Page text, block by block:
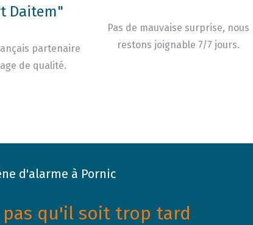
Daitem"
partenaire
de qualité.
Pas de mauvaise surprise, nous
restons joignable 7/7 jours.
d'alarme à Pornic
qu'il soit trop tard